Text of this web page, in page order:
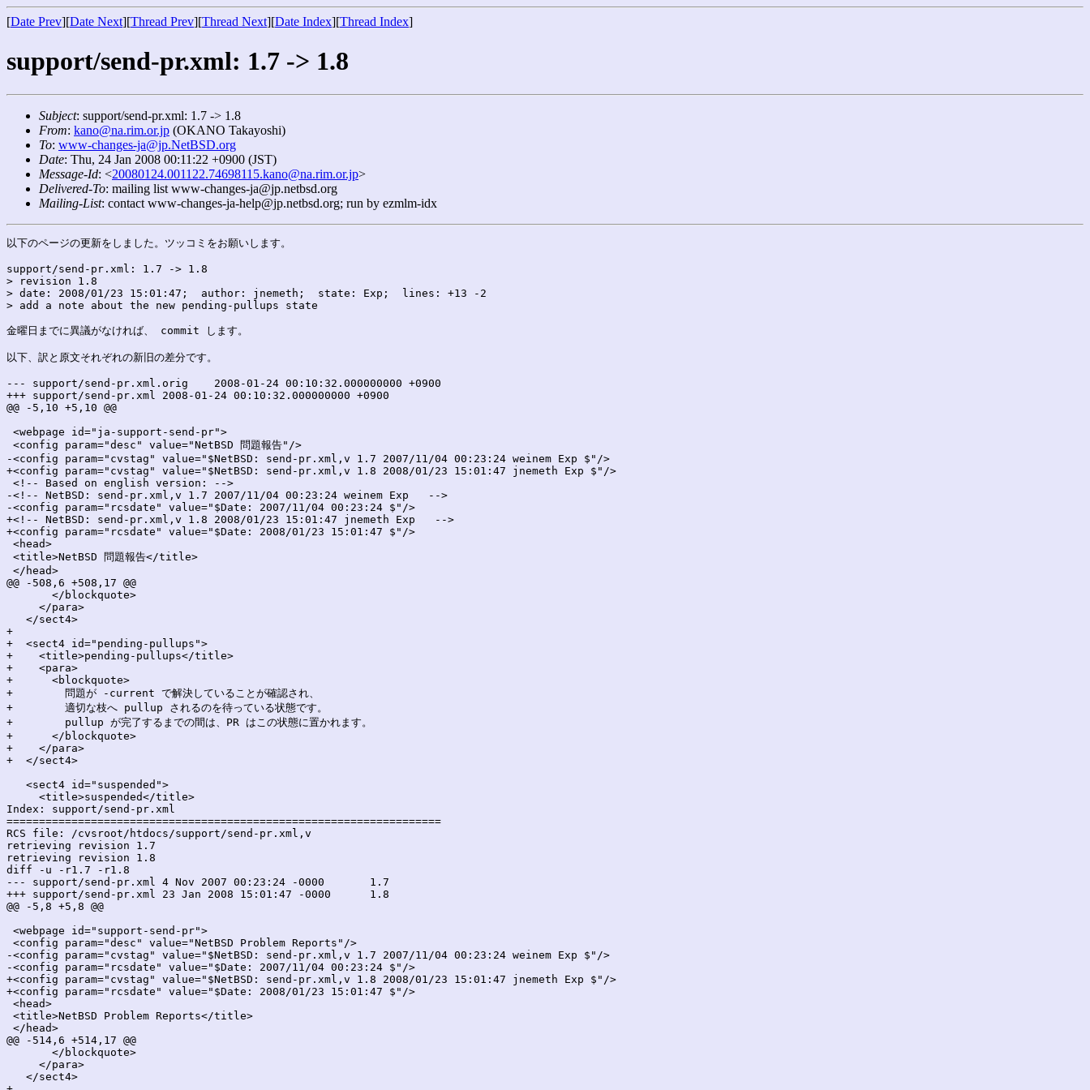
[Date Prev][Date Next][Thread Prev][Thread Next][Date Index][Thread Index]
support/send-pr.xml: 1.7 -> 1.8
Subject: support/send-pr.xml: 1.7 -> 1.8
From: kano@na.rim.or.jp (OKANO Takayoshi)
To: www-changes-ja@jp.NetBSD.org
Date: Thu, 24 Jan 2008 00:11:22 +0900 (JST)
Message-Id: <20080124.001122.74698115.kano@na.rim.or.jp>
Delivered-To: mailing list www-changes-ja@jp.netbsd.org
Mailing-List: contact www-changes-ja-help@jp.netbsd.org; run by ezmlm-idx
以下のページの更新をしました。ツッコミをお願いします。
support/send-pr.xml: 1.7 -> 1.8
> revision 1.8
> date: 2008/01/23 15:01:47;  author: jnemeth;  state: Exp;  lines: +13 -2
> add a note about the new pending-pullups state
金曜日までに異議がなければ、 commit します。
以下、訳と原文それぞれの新旧の差分です。
--- support/send-pr.xml.orig	2008-01-24 00:10:32.000000000 +0900
+++ support/send-pr.xml	2008-01-24 00:10:32.000000000 +0900
@@ -5,10 +5,10 @@
<webpage id="ja-support-send-pr">
<config param="desc" value="NetBSD 問題報告"/>
-<config param="cvstag" value="$NetBSD: send-pr.xml,v 1.7 2007/11/04 00:23:24 weinem Exp $"/>
+<config param="cvstag" value="$NetBSD: send-pr.xml,v 1.8 2008/01/23 15:01:47 jnemeth Exp $"/>
<!-- Based on english version: -->
-<!-- NetBSD: send-pr.xml,v 1.7 2007/11/04 00:23:24 weinem Exp   -->
-<config param="rcsdate" value="$Date: 2007/11/04 00:23:24 $"/>
+<!-- NetBSD: send-pr.xml,v 1.8 2008/01/23 15:01:47 jnemeth Exp   -->
+<config param="rcsdate" value="$Date: 2008/01/23 15:01:47 $"/>
<head>
<title>NetBSD 問題報告</title>
</head>
@@ -508,6 +508,17 @@
       </blockquote>
     </para>
   </sect4>
+
+  <sect4 id="pending-pullups">
+    <title>pending-pullups</title>
+    <para>
+      <blockquote>
+        問題が -current で解決していることが確認され、
+        適切な枝へ pullup されるのを待っている状態です。
+        pullup が完了するまでの間は、PR はこの状態に置かれます。
+      </blockquote>
+    </para>
+  </sect4>
   <sect4 id="suspended">
     <title>suspended</title>
Index: support/send-pr.xml
===================================================================
RCS file: /cvsroot/htdocs/support/send-pr.xml,v
retrieving revision 1.7
retrieving revision 1.8
diff -u -r1.7 -r1.8
--- support/send-pr.xml	4 Nov 2007 00:23:24 -0000	1.7
+++ support/send-pr.xml	23 Jan 2008 15:01:47 -0000	1.8
@@ -5,8 +5,8 @@
<webpage id="support-send-pr">
<config param="desc" value="NetBSD Problem Reports"/>
-<config param="cvstag" value="$NetBSD: send-pr.xml,v 1.7 2007/11/04 00:23:24 weinem Exp $"/>
-<config param="rcsdate" value="$Date: 2007/11/04 00:23:24 $"/>
+<config param="cvstag" value="$NetBSD: send-pr.xml,v 1.8 2008/01/23 15:01:47 jnemeth Exp $"/>
+<config param="rcsdate" value="$Date: 2008/01/23 15:01:47 $"/>
<head>
<title>NetBSD Problem Reports</title>
</head>
@@ -514,6 +514,17 @@
       </blockquote>
     </para>
   </sect4>